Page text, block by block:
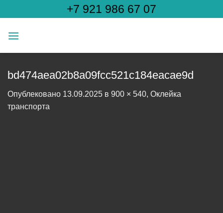
to
content
+7 921 986 67 07
bd474aea02b8a09fcc521c184eacae9d
Опублековано 13.09.2025 в 900 × 540, Оклейка
транспорта